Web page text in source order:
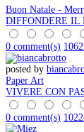
Buon Natale -
DIFFONDERE IL
0 comment(s)
posted by
Paper Art
VIVERE CON
0 comment(s)